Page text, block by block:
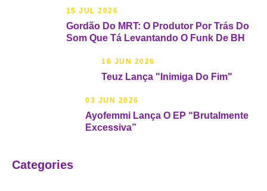
15 JUL 2026
Gordão Do MRT: O Produtor Por Trás Do
Som Que Tá Levantando O Funk De BH
16 JUN 2026
Teuz Lança "Inimiga Do Fim"
03 JUN 2026
Ayofemmi Lança O EP “Brutalmente
Excessiva”
Categories